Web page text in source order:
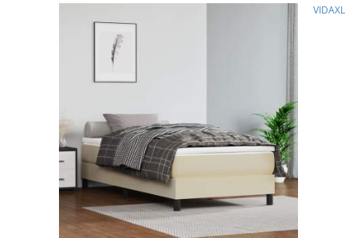
VIDAXL